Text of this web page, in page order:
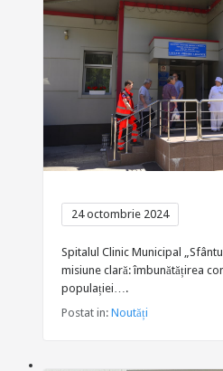
24 octombrie 2024
Spitalul Clinic Municipal
misiune clară: îmbunătățirea
populației….
Postat in: Noutăți